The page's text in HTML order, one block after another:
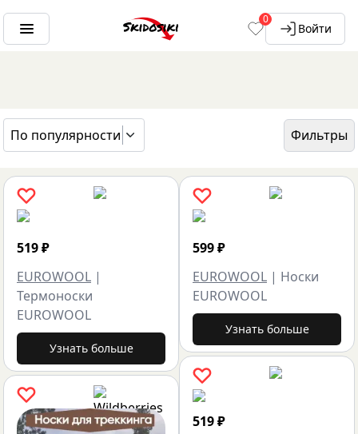
0
Войти
По популярности
Фильтры
ГЛАВНАЯ
БРЕНДЫ
519₽
EUROWOOL |
Термоноски
EUROWOOL
Узнать больше
599₽
EUROWOOL | Носки
EUROWOOL
Узнать больше
519₽